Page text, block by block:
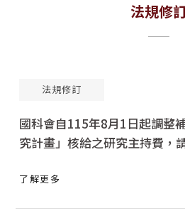
法規修訂
活動訊息
法規修
法規修訂
國科會自115年8月1日起調整
究計畫」核給之研究主持費，
了解更多